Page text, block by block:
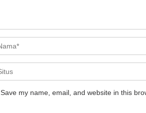
Save my name, email, and website in this